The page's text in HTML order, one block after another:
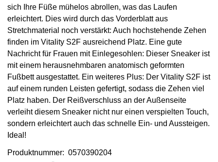
sich Ihre Füße mühelos abrollen, was das Laufen
erleichtert. Dies wird durch das Vorderblatt aus
Stretchmaterial noch verstärkt: Auch hochstehende Zehen
finden im Vitality S2F ausreichend Platz. Eine gute
Nachricht für Frauen mit Einlegesohlen: Dieser Sneaker ist
mit einem herausnehmbaren anatomisch geformten
Fußbett ausgestattet. Ein weiteres Plus: Der Vitality S2F ist
auf einem runden Leisten gefertigt, sodass die Zehen viel
Platz haben. Der Reißverschluss an der Außenseite
verleiht diesem Sneaker nicht nur einen verspielten Touch,
sondern erleichtert auch das schnelle Ein- und Aussteigen.
Ideal!
Produktnummer: 0570390204